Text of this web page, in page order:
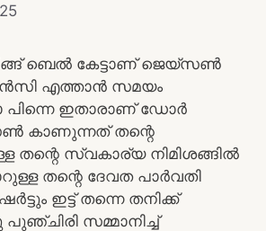
ബെൽ കേട്ടാണ് ജെയ്സൺ
എത്താൻ സമയം
ഇതാരാണ് ഡോർ
കാണുന്നത് തന്റെ
തന്റെ സ്വകാര്യ നിമിശങ്ങിൽ
തന്റെ ദേവത പാർവതി
ഇട്ട് തന്നെ തനിക്ക്
സമ്മാനിച്ച്